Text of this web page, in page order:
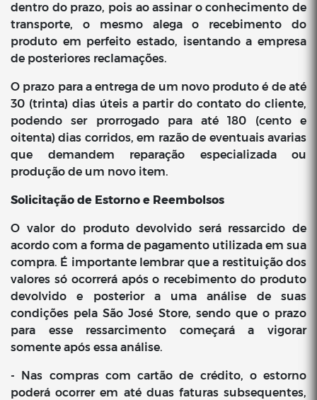
dentro do prazo, pois ao assinar o conhecimento de
transporte, o mesmo alega o recebimento do
produto em perfeito estado, isentando a empresa
de posteriores reclamações.
O prazo para a entrega de um novo produto é de até
30 (trinta) dias úteis a partir do contato do cliente,
podendo ser prorrogado para até 180 (cento e
oitenta) dias corridos, em razão de eventuais avarias
que demandem reparação especializada ou
produção de um novo item.
Solicitação de Estorno e Reembolsos
O valor do produto devolvido será ressarcido de
acordo com a forma de pagamento utilizada em sua
compra. É importante lembrar que a restituição dos
valores só ocorrerá após o recebimento do produto
devolvido e posterior a uma análise de suas
condições pela São José Store, sendo que o prazo
para esse ressarcimento começará a vigorar
somente após essa análise.
- Nas compras com cartão de crédito, o estorno
poderá ocorrer em até duas faturas subsequentes,